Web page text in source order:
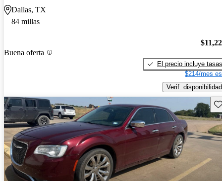
Dallas, TX
84 millas
Buena oferta
El precio incluye tasas
$214/mes
Verif. disponibilidad